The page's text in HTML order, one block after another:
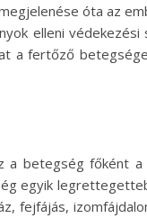
óta az
elleni védekezési
a fertőző
a betegség főként
egyik
fejfájás,